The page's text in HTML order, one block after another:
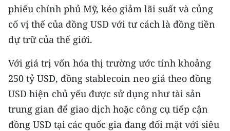
ESPAÑOL
한국어
phiếu chính phủ Mỹ, kéo giảm lãi suất và củng
cố vị thế của đồng USD với tư cách là đồng tiền
dự trữ của thế giới.
Với giá trị vốn hóa thị trường ước tính khoảng
250 tỷ USD, đồng stablecoin neo giá theo đồng
USD hiện chủ yếu được sử dụng như tài sản
trung gian để giao dịch hoặc công cụ tiếp cận
đồng USD tại các quốc gia đang đối mặt với siêu